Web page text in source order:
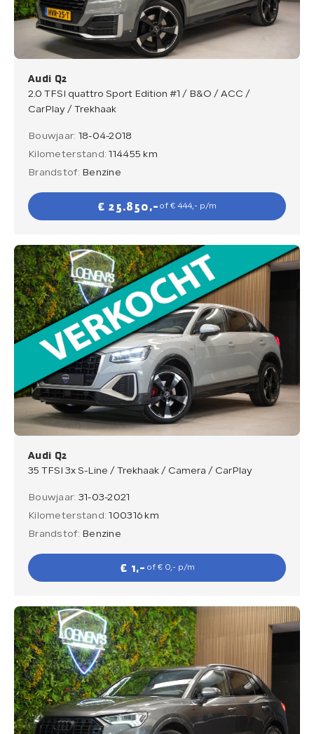
Verkocht
Contact
Direct contact
Direct contact
info@loenensautobedrijf.nl
+31 6 23892532
Adres
De Groendijck 43
3466 NJ Waarder
Audi Q2
2.0 TFSI quattro Sport Edition #1 / B&O / ACC /
CarPlay / Trekhaak
Bouwjaar: 18-04-2018
Kilometerstand:114455 km
Brandstof: Benzine
€ 25.850,- of € 444,- p/m
Audi Q2
35 TFSI 3x S-Line / Trekhaak / Camera / CarPlay
Bouwjaar: 31-03-2021
Kilometerstand:100316 km
Brandstof: Benzine
€ 1,- of € 0,- p/m